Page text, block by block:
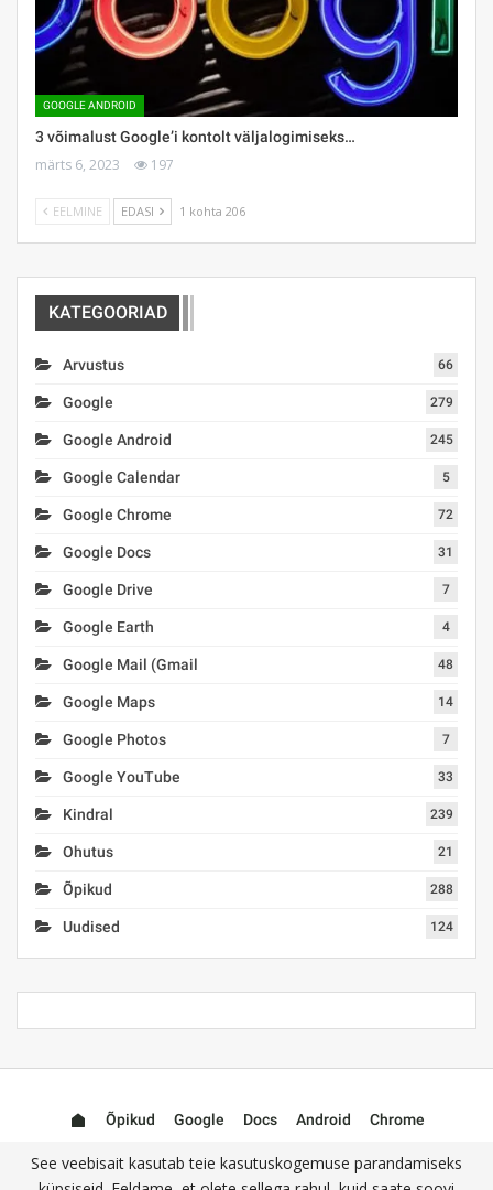
GOOGLE ANDROID
3 võimalust Google’i kontolt väljalogimiseks…
märts 6, 2023 197
EELMINE EDASI 1 kohta 206
KATEGOORIAD
Arvustus 66
Google 279
Google Android 245
Google Calendar 5
Google Chrome 72
Google Docs 31
Google Drive 7
Google Earth 4
Google Mail (Gmail 48
Google Maps 14
Google Photos 7
Google YouTube 33
Kindral 239
Ohutus 21
Õpikud 288
Uudised 124
Õpikud Google Docs Android
Chrome
See veebisait kasutab teie kasutuskogemuse parandamiseks